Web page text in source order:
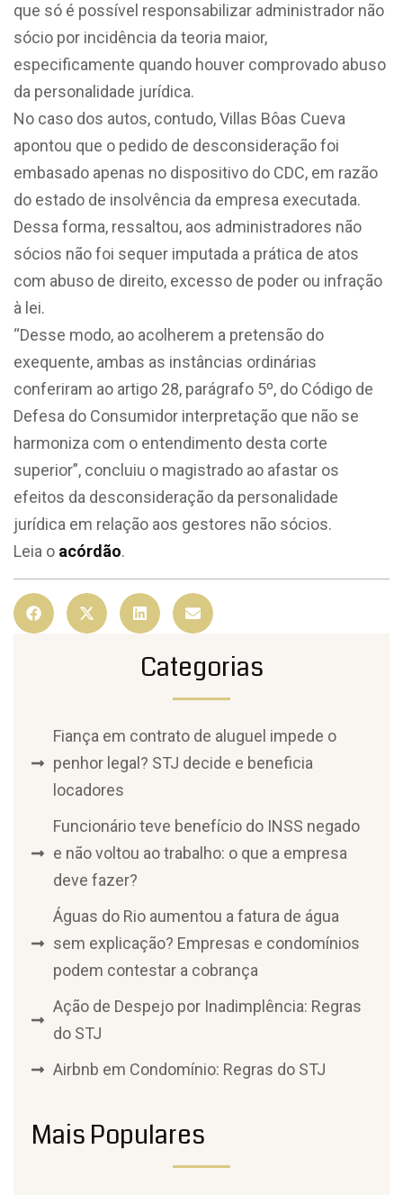
que só é possível responsabilizar administrador não
sócio por incidência da teoria maior,
especificamente quando houver comprovado abuso
da personalidade jurídica.
No caso dos autos, contudo, Villas Bôas Cueva
apontou que o pedido de desconsideração foi
embasado apenas no dispositivo do CDC, em razão
do estado de insolvência da empresa executada.
Dessa forma, ressaltou, aos administradores não
sócios não foi sequer imputada a prática de atos
com abuso de direito, excesso de poder ou infração
à lei.
“Desse modo, ao acolherem a pretensão do
exequente, ambas as instâncias ordinárias
conferiram ao artigo 28, parágrafo 5º, do Código de
Defesa do Consumidor interpretação que não se
harmoniza com o entendimento desta corte
superior”, concluiu o magistrado ao afastar os
efeitos da desconsideração da personalidade
jurídica em relação aos gestores não sócios.
Leia o acórdão.
Categorias
Fiança em contrato de aluguel impede o
penhor legal? STJ decide e beneficia
locadores
Funcionário teve benefício do INSS negado
e não voltou ao trabalho: o que a empresa
deve fazer?
Águas do Rio aumentou a fatura de água
sem explicação? Empresas e condomínios
podem contestar a cobrança
Ação de Despejo por Inadimplência: Regras
do STJ
Airbnb em Condomínio: Regras do STJ
Mais Populares